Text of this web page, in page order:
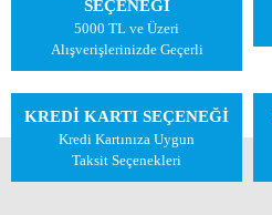
SEÇENEĞİ
5000 TL ve Üzeri
Alışverişlerinizde Geçerli
KREDİ KARTI SEÇENEĞİ
Kredi Kartınıza Uygun
Taksit Seçenekleri